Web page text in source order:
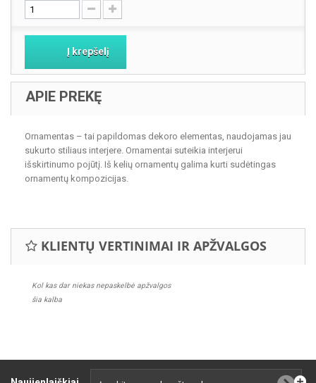
Į krepšelį
APIE PREKĘ
Ornamentas – tai papildomas dekoro elementas, naudojamas jau
sukurto stiliaus interjere. Ornamentai suteikia interjerui
išskirtinumo pojūtį. Iš kelių ornamentų galima kurti sudėtingas
ornamentų kompozicijas.
KLIENTŲ VERTINIMAI IR APŽVALGOS
Kol kas dar niekas nepaskelbė apžvalgos
šia kalba